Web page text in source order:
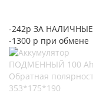
-242р ЗА НАЛИЧНЫЕ
-1300 р при обмене